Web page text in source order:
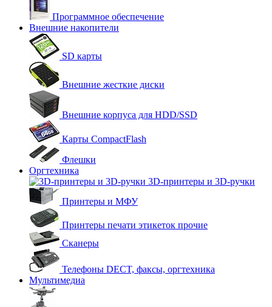
Программное обеспечение
Внешние накопители
SD карты
Внешние жесткие диски
Внешние корпуса для HDD/SSD
Карты CompactFlash
Флешки
Оргтехника
3D-принтеры и 3D-ручки
Принтеры и МФУ
Принтеры печати этикеток прочие
Сканеры
Телефоны DECT, факсы, оргтехника
Мультимедиа